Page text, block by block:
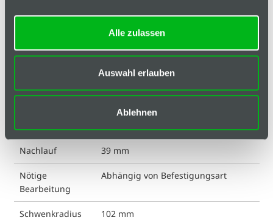
Alle zulassen
Auswahl erlauben
Ablehnen
Klassifizierungen
ESD kompatibel nein
chemisch beständig
Gewicht 667 g
Nachlauf 39 mm
Nötige
Bearbeitung
Abhängig von Befestigungsart
Schwenkradius 102 mm